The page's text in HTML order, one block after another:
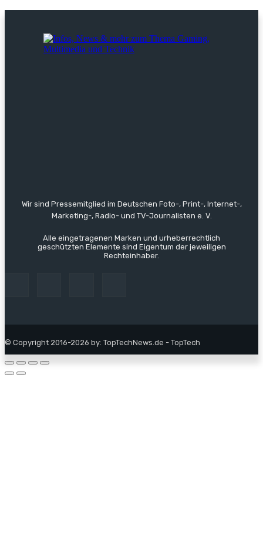
Wir sind Pressemitglied im Deutschen Foto-, Print-, Internet-,
Marketing-, Radio- und TV-Journalisten e. V.
Alle eingetragenen Marken und urheberrechtlich
geschützten Elemente sind Eigentum der jeweiligen
Rechteinhaber.
© Copyright 2016-2026 by: TopTechNews.de - TopTech